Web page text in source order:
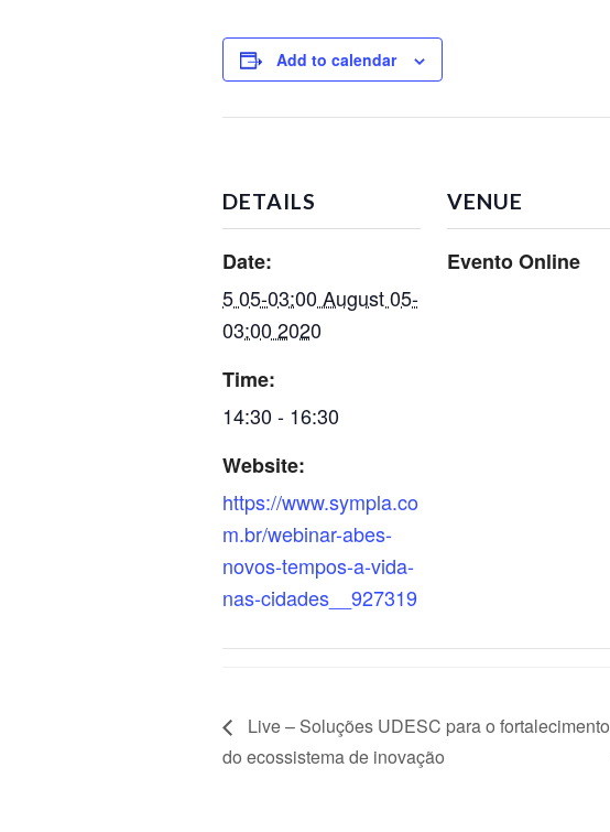
Add to calendar
DETAILS
Date:
5 05-03:00 August 05-
03:00 2020
Time:
14:30 - 16:30
Website:
https://www.sympla.co
m.br/webinar-abes-
novos-tempos-a-vida-
nas-cidades__927319
VENUE
Evento Online
Live – Soluções UDESC para o fortalecimento
do ecossistema de inovação